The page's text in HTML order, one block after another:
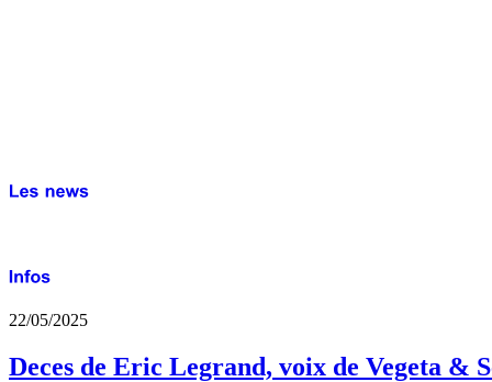
22/05/2025
Deces de Eric Legrand, voix de Vegeta &